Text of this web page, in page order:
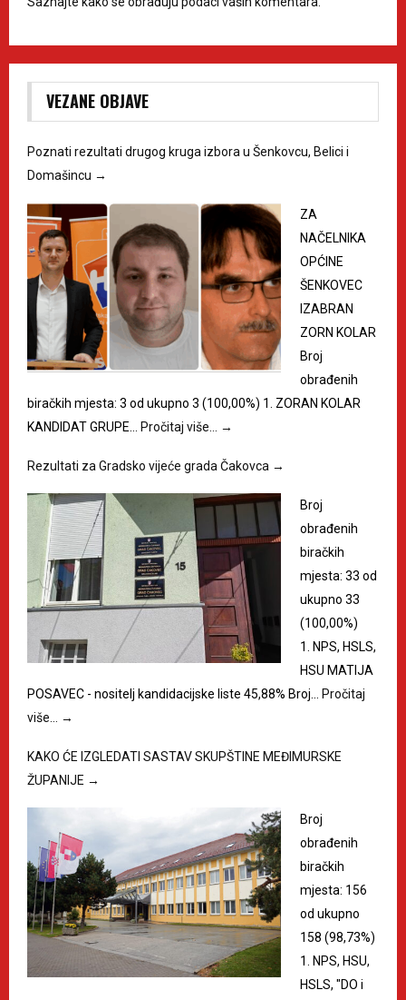
VEZANE OBJAVE
Poznati rezultati drugog kruga izbora u Šenkovcu, Belici i
Domašincu →
ZA
NAČELNIKA
OPĆINE
ŠENKOVEC
IZABRAN
ZORN KOLAR
Broj
obrađenih
biračkih mjesta: 3 od ukupno 3 (100,00%) 1. ZORAN KOLAR
KANDIDAT GRUPE…
Pročitaj više… →
Rezultati za Gradsko vijeće grada Čakovca →
Broj
obrađenih
biračkih
mjesta: 33 od
ukupno 33
(100,00%)
1. NPS, HSLS,
HSU MATIJA
POSAVEC - nositelj kandidacijske liste 45,88% Broj…
Pročitaj
više…
→
KAKO ĆE IZGLEDATI SASTAV SKUPŠTINE MEĐIMURSKE
ŽUPANIJE →
Broj
obrađenih
biračkih
mjesta: 156
od ukupno
158 (98,73%)
1. NPS, HSU,
HSLS, "DO i